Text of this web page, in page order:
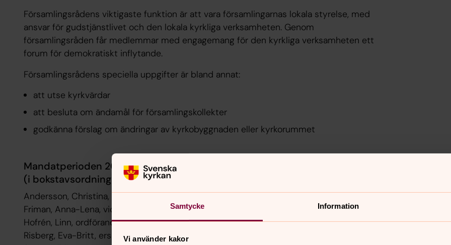
Samtycke Information
Vi använder kakor
Församlingsrådens viktigaste funktion är att vara församlingarnas lokala styrelse, med
ansvar för gudstjänstlivet och den lokala kyrkliga verksamheten. Genom
församlingsråden får medlemmar med engagemang för den kyrkliga verksamheten ett
forum för demokratiskt inflytande.
Församlingsrådens speciella uppgifter är bland annat:
att utse kyrkvärdar
att besluta om ändamål för församlingskollekter
godkänna förslag om ändringar av kyrkobyggnaden eller kyrkorummet
Mandatperioden 2026-2029
(i bokstavsordning)
Andersson, Christina, ledamot
Friman, Anna-Lena, vice ordförande
Hofrén, Linn, ordförande
Risberg, Eva-Britt, ersättare